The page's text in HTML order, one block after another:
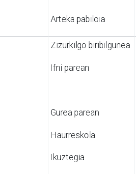
Arteka pabiloia
Zizurkilgo biribilgunea
Ifni parean
Gurea parean
Haurreskola
Ikuztegia